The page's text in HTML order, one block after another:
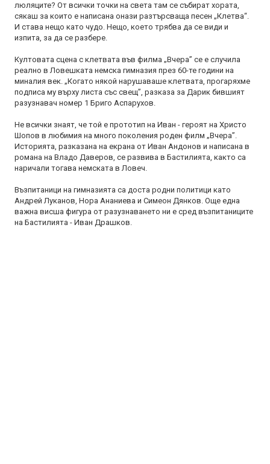
люляците? От всички точки на света там се събират хората,
сякаш за които е написана онази разтърсваща песен „Клетва“.
И става нещо като чудо. Нещо, което трябва да се види и
изпита, за да се разбере.
Култовата сцена с клетвата във филма „Вчера” се е случила
реално в Ловешката немска гимназия през 60-те години на
миналия век. „Когато някой нарушаваше клетвата, прогаряхме
подписа му върху листа със свещ”, разказа за Дарик бившият
разузнавач номер 1 Бриго Аспарухов.
Не всички знаят, че той е прототип на Иван - героят на Христо
Шопов в любимия на много поколения роден филм „Вчера”.
Историята, разказана на екрана от Иван Андонов и написана в
романа на Владо Даверов, се развива в Бастилията, както са
наричали тогава немската в Ловеч.
Възпитаници на гимназията са доста родни политици като
Андрей Луканов, Нора Ананиева и Симеон Дянков. Още една
важна висша фигура от разузнаването ни е сред възпитаниците
на Бастилията - Иван Драшков.